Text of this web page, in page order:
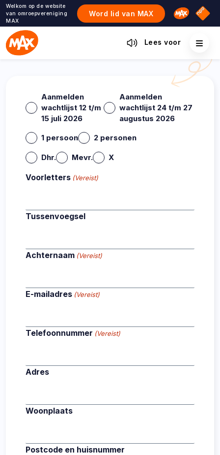
Ga
naar
de
inhoud
Welkom op de website
van omroepvereniging
MAX
Word lid van MAX Omroep
NPO
Lees voor
Aanmelden
wachtlijst 12 t/m
15 juli 2026
Aanmelden
wachtlijst 24 t/m 27
augustus 2026
1 persoon 2 personen
Dhr. Mevr. X
Voorletters (Vereist)
Tussenvoegsel
Achternaam (Vereist)
E-mailadres (Vereist)
Telefoonnummer (Vereist)
Adres
Woonplaats
Postcode en huisnummer